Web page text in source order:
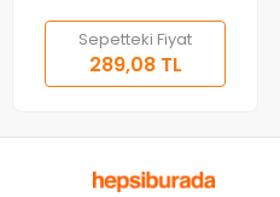
Sepetteki Fiyat
289,08 TL